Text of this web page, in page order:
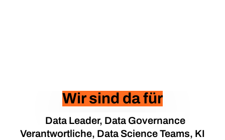
Wir sind da für
Data Leader, Data Governance
Verantwortliche, Data Science Teams, KI